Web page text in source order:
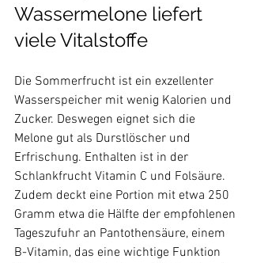
Wassermelone liefert
viele Vitalstoffe
Die Sommerfrucht ist ein exzellenter
Wasserspeicher mit wenig Kalorien und
Zucker. Deswegen eignet sich die
Melone gut als Durstlöscher und
Erfrischung. Enthalten ist in der
Schlankfrucht Vitamin C und Folsäure.
Zudem deckt eine Portion mit etwa 250
Gramm etwa die Hälfte der empfohlenen
Tageszufuhr an Pantothensäure, einem
B-Vitamin, das eine wichtige Funktion